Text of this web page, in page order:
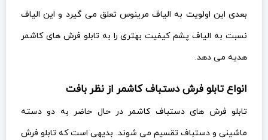
بعدی این اولویت به الیاف مرینوس تعلق می گیرد و این الیاف
نسبت به الیاف پشم کیفیت بهتری را به تابلو فرش های کاشمر
هدیه می دهد.
انواع تابلو فرش دستباف کاشمر از نظر بافت
تابلو فرش های دستباف کاشمر در حال حاضر به دو دسته
ماشینی و دستباف تقسیم می شوند. بدیهی است که تابلو فرش